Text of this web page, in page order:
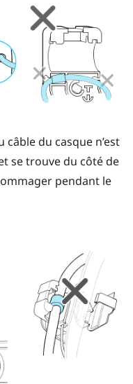
du casque n’est
se trouve du côté de
pendant le